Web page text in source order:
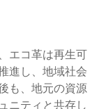
エコ革は再生可
進し、地域社会
も、地元の資源
ニティと共存し